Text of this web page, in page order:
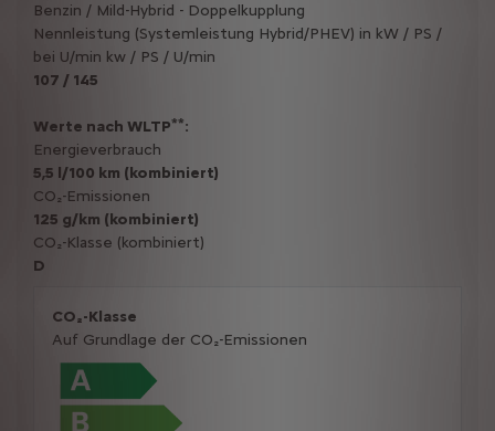
Benzin / Mild-Hybrid - Doppelkupplung
Nennleistung (Systemleistung Hybrid/PHEV) in kW / PS /
bei U/min kw / PS / U/min
107 / 145
Werte nach WLTP**:
Energieverbrauch
5,5 l/100 km (kombiniert)
CO₂-Emissionen
125 g/km (kombiniert)
CO₂-Klasse (kombiniert)
D
CO₂-Klasse
Auf Grundlage der CO₂-Emissionen